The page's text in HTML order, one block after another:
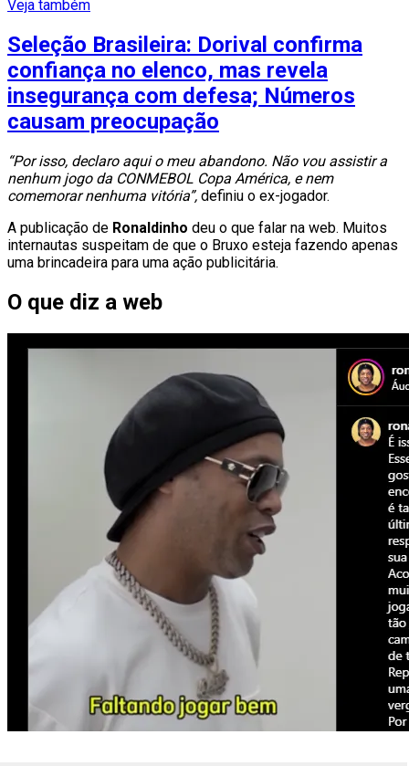
Veja também
Seleção Brasileira: Dorival confirma
confiança no elenco, mas revela
insegurança com defesa; Números
causam preocupação
“Por isso, declaro aqui o meu abandono. Não vou assistir a
nenhum jogo da CONMEBOL Copa América, e nem
comemorar nenhuma vitória”, definiu o ex-jogador.
A publicação de Ronaldinho deu o que falar na web. Muitos
internautas suspeitam de que o Bruxo esteja fazendo apenas
uma brincadeira para uma ação publicitária.
O que diz a web